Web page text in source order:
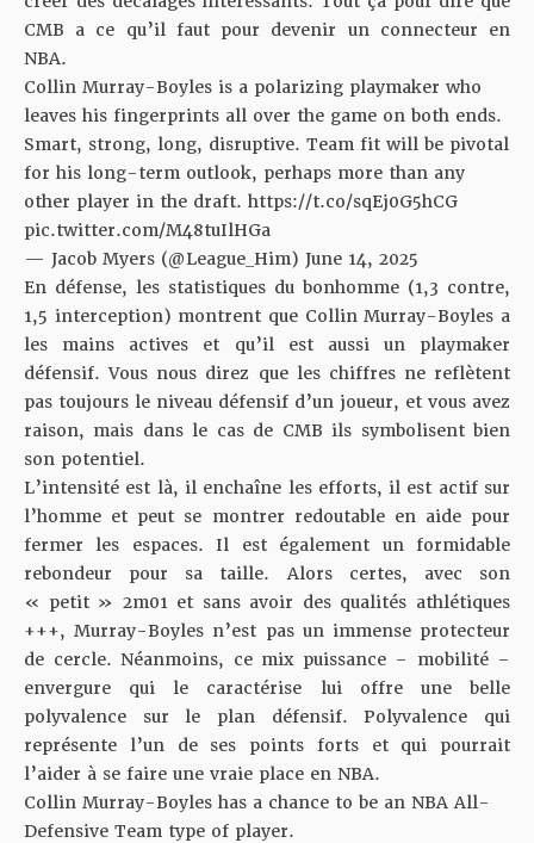
CMB a ce qu’il faut pour devenir un connecteur en
NBA.
Collin Murray-Boyles is a polarizing playmaker who
leaves his fingerprints all over the game on both ends.
Smart, strong, long, disruptive. Team fit will be pivotal
for his long-term outlook, perhaps more than any
other player in the draft. https://t.co/sqEj0G5hCG
pic.twitter.com/M48tuIlHGa
— Jacob Myers (@League_Him) June 14, 2025
En défense, les statistiques du bonhomme (1,3 contre,
1,5 interception) montrent que Collin Murray-Boyles a
les mains actives et qu’il est aussi un playmaker
défensif. Vous nous direz que les chiffres ne reflètent
pas toujours le niveau défensif d’un joueur, et vous avez
raison, mais dans le cas de CMB ils symbolisent bien
son potentiel.
L’intensité est là, il enchaîne les efforts, il est actif sur
l’homme et peut se montrer redoutable en aide pour
fermer les espaces. Il est également un formidable
rebondeur pour sa taille. Alors certes, avec son
« petit » 2m01 et sans avoir des qualités athlétiques
+++, Murray-Boyles n’est pas un immense protecteur
de cercle. Néanmoins, ce mix puissance – mobilité –
envergure qui le caractérise lui offre une belle
polyvalence sur le plan défensif. Polyvalence qui
représente l’un de ses points forts et qui pourrait
l’aider à se faire une vraie place en NBA.
Collin Murray-Boyles has a chance to be an NBA All-
Defensive Team type of player.